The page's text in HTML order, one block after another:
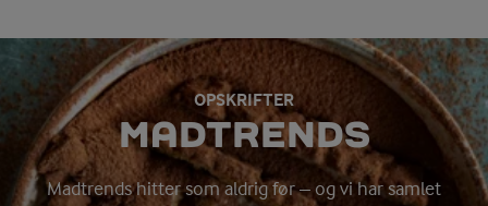
OPSKRIFTER
MADTRENDS
Madtrends hitter som aldrig før – og vi har samlet